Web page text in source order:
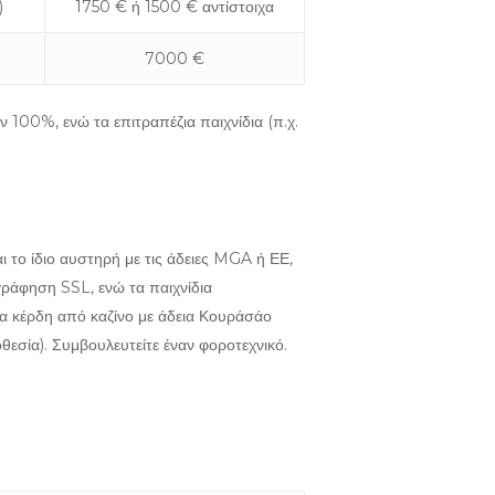
1750 € ή 1500 € αντίστοιχα
7000 €
ενώ τα επιτραπέζια παιχνίδια (π.χ.
ίδιο αυστηρή με τις άδειες MGA ή ΕΕ,
SSL, ενώ τα παιχνίδια
κέρδη από καζίνο με άδεια Κουράσάο
Συμβουλευτείτε έναν φοροτεχνικό.